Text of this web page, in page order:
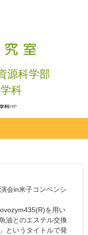
源科学部
科
会in米子コンベンシ
を用い
油とのエステル交換
というタイトルで発